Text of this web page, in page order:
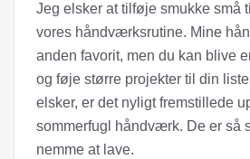
Jeg elsker at tilføje smukke små
vores håndværksrutine. Mine
anden favorit, men du kan blive
og føje større projekter til din
elsker, er det nyligt fremstillede
sommerfugl håndværk. De er så
nemme at lave.